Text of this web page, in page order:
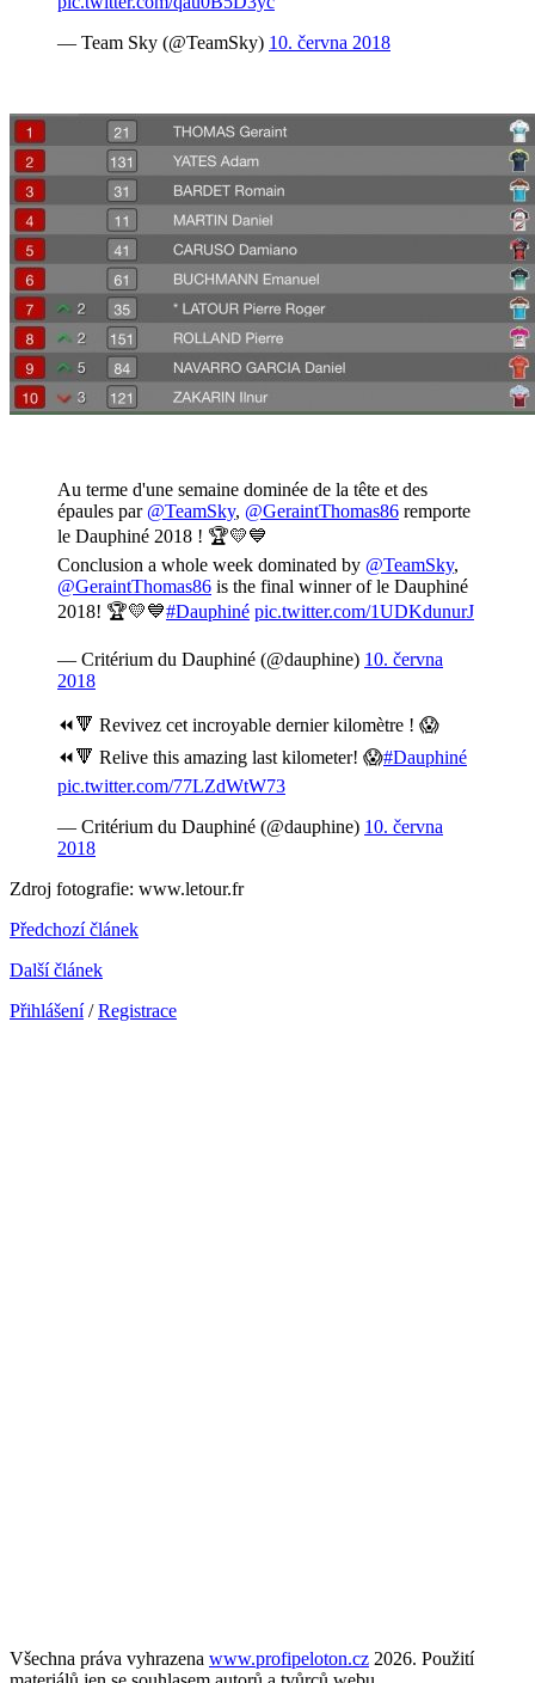
— Team Sky (@TeamSky) 10. června 2018
Au terme d'une semaine dominée de la tête et des
épaules par @TeamSky, @GeraintThomas86 remporte
le Dauphiné 2018 ! 🏆💛💙
Conclusion a whole week dominated by @TeamSky,
@GeraintThomas86 is the final winner of le Dauphiné
2018! 🏆💛💙#Dauphiné pic.twitter.com/1UDKdunurJ
— Critérium du Dauphiné (@dauphine) 10. června
2018
⏪🔻 Revivez cet incroyable dernier kilomètre ! 😱
⏪🔻 Relive this amazing last kilometer! 😱#Dauphiné
pic.twitter.com/77LZdWtW73
— Critérium du Dauphiné (@dauphine) 10. června
2018
Zdroj fotografie: www.letour.fr
Předchozí článek
Další článek
Přihlášení/Registrace
Všechna práva vyhrazena www.profipeloton.cz 2026. Použití